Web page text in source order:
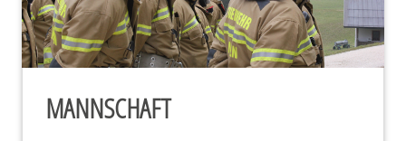
MANNSCHAFT